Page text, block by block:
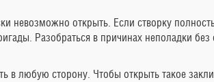
невозможно открыть. Если створку
Разобраться в причинах неполадки без
в любую сторону. Чтобы открыть такое